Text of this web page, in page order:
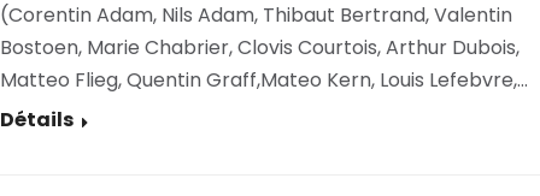
(Corentin Adam, Nils Adam, Thibaut Bertrand, Valentin
Bostoen, Marie Chabrier, Clovis Courtois, Arthur Dubois,
Matteo Flieg, Quentin Graff,Mateo Kern, Louis Lefebvre,…
Détails